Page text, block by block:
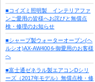
■コイズミ照明製 インテリアファ
ンご愛用の皆様へお詫びと無償点
検・修理のお知らせ
■シャープ製ウォーターオーブン(ヘ
ルシオ)AX-AW400を御愛用のお客様
へ
■富士通ゼネラル製エアコンDシリ
ーズ（2017年モデル）無償点検・修